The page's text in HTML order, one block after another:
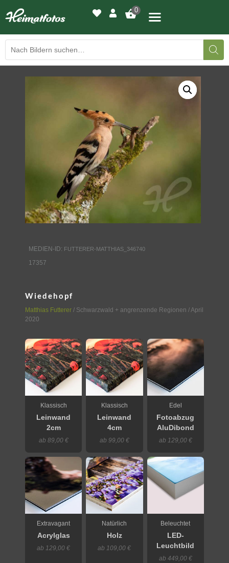
0
DRUCKQUALITÄTEN
LED-LEUCHTBILDER
WIR DRUCKEN IHR BILD
AUSSTELLUNGEN
HEIMATLICHTER
KONTAKT
MEDIEN-ID: FUTTERER-MATTHIAS_346740
17357
Wiedehopf
Matthias Futterer / Schwarzwald + angrenzende Regionen / April
2020
Klassisch
Leinwand
2cm
ab 89,00 €
Klassisch
Leinwand
4cm
ab 99,00 €
Edel
Fotoabzug
AluDibond
ab 129,00 €
Extravagant
Acrylglas
ab 129,00 €
Natürlich
Holz
ab 109,00 €
Beleuchtet
LED-
Leuchtbild
ab 449,00 €